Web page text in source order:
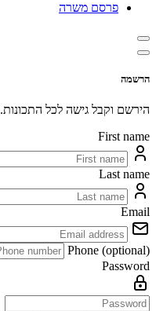
פרסם משרה
הרשמה
הירשם וקבל גישה לכל התכונות.
First name
Last name
Email
Phone (optional)
Password